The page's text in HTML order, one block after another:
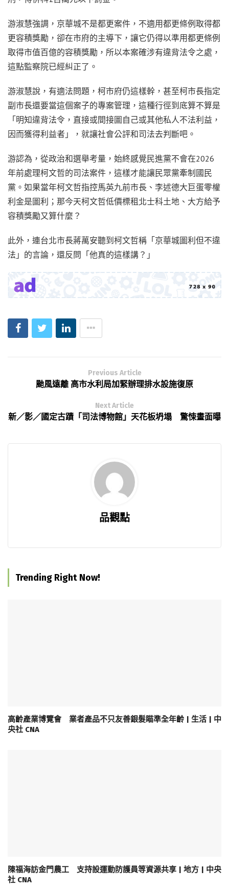
游淑慧強調，京華城不是都更案件，不適用都更條例取得都
更容積獎勵，卻在市府的主導下，讓它仍得以準用都更條例
取得市值百億的容積獎勵，所以本案確涉有違背法令之處，
這點監察院已經糾正了。
游淑慧說，有適法問題，柯市府仍這樣幹，甚至柯市長指定
副市長還要當這個案子的專案管理，這種行徑到底算不算是
「明知違背法令，直接或間接圖自己或其他私人不法利益，
因而獲得利益者」，就讓社會公評和司法去判斷吧。
游認為，從政治和選舉考量，始終感覺民進黨不會在2026
年前處理柯文哲的司法案件，這樣才能讓民眾黨牽制國民
黨。如果當年柯文哲指控馬英九前市長、李述德大巨蛋零權
利金是圖利；那今天柯文哲低價標租北士科土地、大方給予
容積獎勵又算什麼？
此外，連台北市長蔣萬安聽到柯文哲稱「京華城圖利但不違
法」的言論，還反問「他真的這樣講？」
Previous Article
颱風遠離 高市水利局加緊辦理排水設施復原
Next Article
新／影／國定古蹟「司法博物館」天花板坍塌 驚悚畫面曝
品觀點
Trending Right Now!
高齡產業博覽會 業者產品不只友善銀髮瞄準全年齡 | 生活 | 中
央社 CNA
陳福海訪金門農工 支持設運動防護員等資源共享 | 地方 | 中央
社 CNA